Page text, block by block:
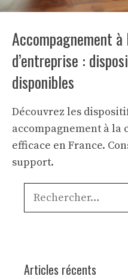
Accompagnement
d’entreprise :
disponibles
Découvrez les
accompagnement à la
efficace en France.
support.
Articles récents